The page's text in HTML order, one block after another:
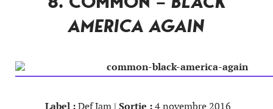
AMERICA AGAIN
Label :Def Jam | Sortie :4 novembre 2016